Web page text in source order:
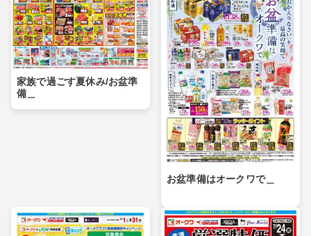
家族で過ごす夏休み/お盆準
備＿
お盆準備はオークワで＿